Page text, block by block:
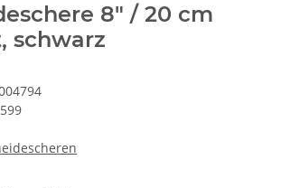
8" / 20 cm
schwarz